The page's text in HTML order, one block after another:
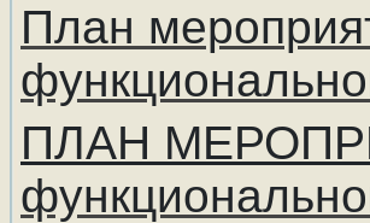
План
ПЛАН